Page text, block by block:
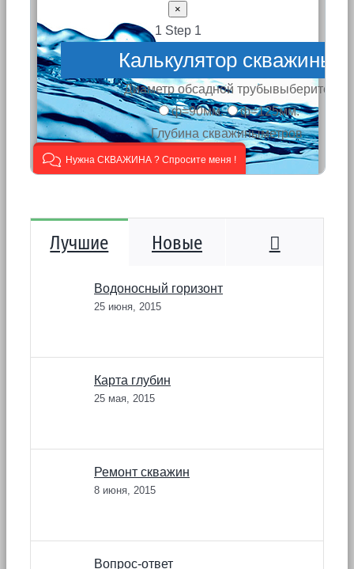
Лучшие Новые
Водоносный горизонт
25 июня, 2015
Карта глубин
25 мая, 2015
Ремонт скважин
8 июня, 2015
Вопрос-ответ